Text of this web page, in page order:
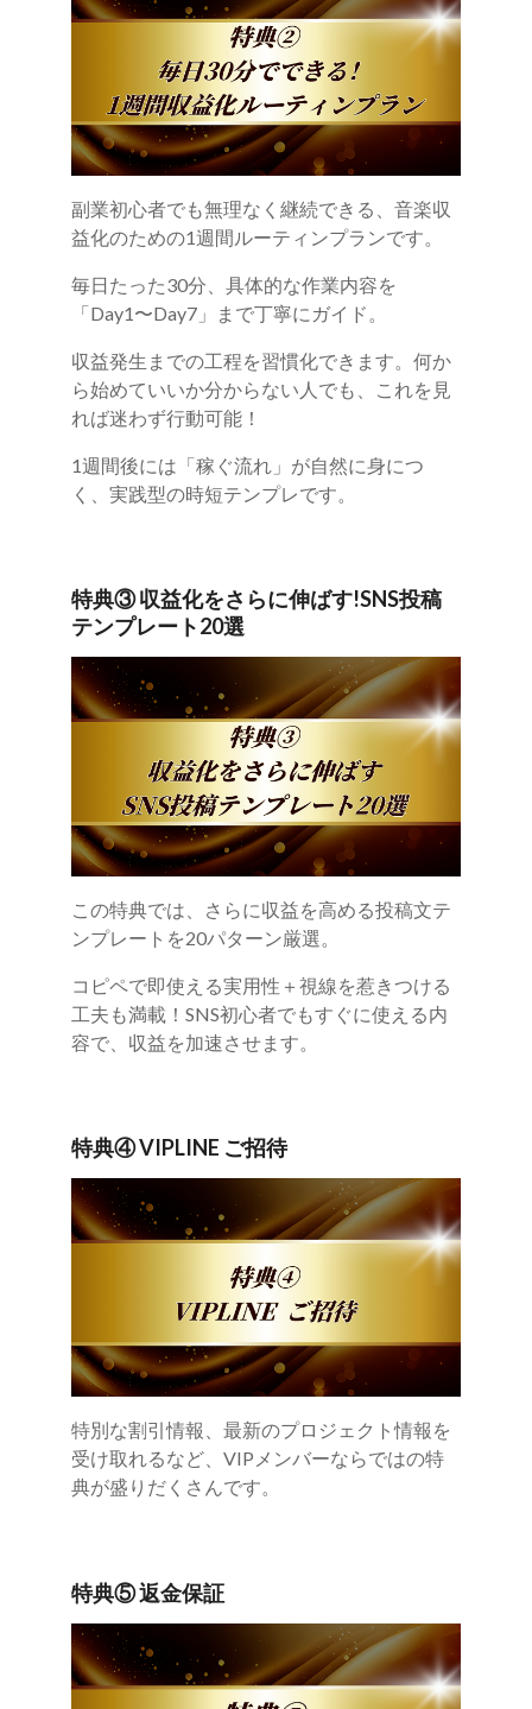
副業初心者でも無理なく継続できる、音楽収
益化のための1週間ルーティンプランです。
毎日たった30分、具体的な作業内容を
「Day1〜Day7」まで丁寧にガイド。
収益発生までの工程を習慣化できます。何か
ら始めていいか分からない人でも、これを見
れば迷わず行動可能！
1週間後には「稼ぐ流れ」が自然に身につ
く、実践型の時短テンプレです。
特典③ 収益化をさらに伸ばす!SNS投稿
テンプレート20選
この特典では、さらに収益を高める投稿文テ
ンプレートを20パターン厳選。
コピペで即使える実用性＋視線を惹きつける
工夫も満載！SNS初心者でもすぐに使える内
容で、収益を加速させます。
特典④ VIPLINE ご招待
特別な割引情報、最新のプロジェクト情報を
受け取れるなど、VIPメンバーならではの特
典が盛りだくさんです。
特典⑤ 返金保証